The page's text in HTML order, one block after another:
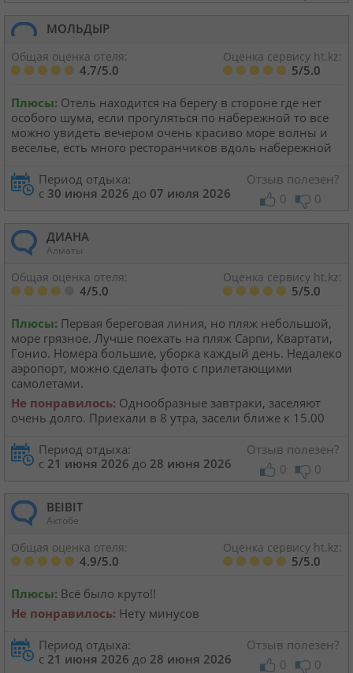
Загрузить приложение из Google Play
МОЛЬДЫР
Общая оценка отеля:
4.7/5.0
Оценка сервису ht.kz:
5/5.0
Плюсы: Отель находится на берегу в стороне где нет
особого шума, если прогуляться по набережной то все
можно увидеть вечером очень красиво море волны и
веселье, есть много ресторанчиков вдоль набережной
Период отдыха:
с 30 июня 2026 до 07 июля 2026
Отзыв полезен?
0
0
ДИАНА
Алматы
Общая оценка отеля:
4/5.0
Оценка сервису ht.kz:
5/5.0
Плюсы: Первая береговая линия, но пляж небольшой,
море грязное. Лучше поехать на пляж Сарпи, Квартати,
Гонио. Номера большие, уборка каждый день. Недалеко
аэропорт, можно сделать фото с прилетающими
самолетами.
Не понравилось: Однообразные завтраки, заселяют
очень долго. Приехали в 8 утра, засели ближе к 15.00
Период отдыха:
с 21 июня 2026 до 28 июня 2026
Отзыв полезен?
0
0
BEIBIT
Актобе
Общая оценка отеля:
4.9/5.0
Оценка сервису ht.kz:
5/5.0
Плюсы: Всё было круто!!
Не понравилось: Нету минусов
Период отдыха:
с 21 июня 2026 до 28 июня 2026
Отзыв полезен?
0
0